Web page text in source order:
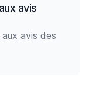
avis
avis des